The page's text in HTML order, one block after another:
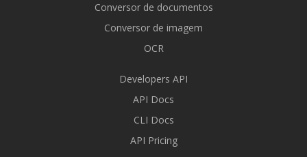
Conversor de documentos
Conversor de imagem
OCR
Developers API
API Docs
CLI Docs
API Pricing